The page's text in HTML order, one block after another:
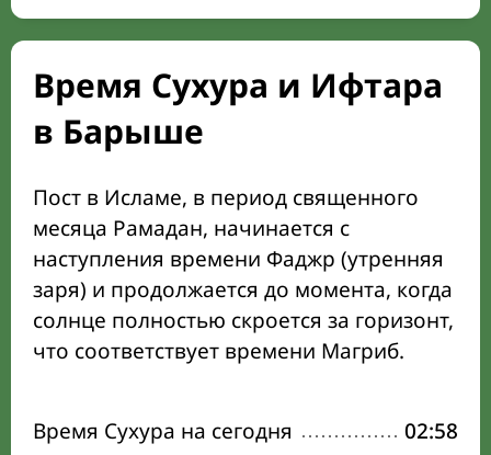
Время Сухура и Ифтара
в Барыше
Пост в Исламе, в период священного
месяца Рамадан, начинается с
наступления времени Фаджр (утренняя
заря) и продолжается до момента, когда
солнце полностью скроется за горизонт,
что соответствует времени Магриб.
Время Сухура на сегодня 02:58